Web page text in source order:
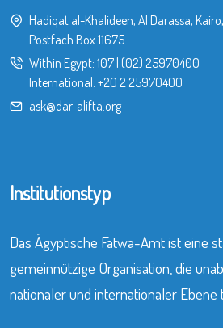
Hadiqat al-Khalideen, Al Darassa,
Postfach Box 11675
Within Egypt: 107 (02) 25970400
International: +20 2 25970400
ask@dar-alifta.org
Institutionstyp
Das Ägyptische Fatwa-Amt ist eine
gemeinnützige Organisation, die
nationaler und internationaler Ebene